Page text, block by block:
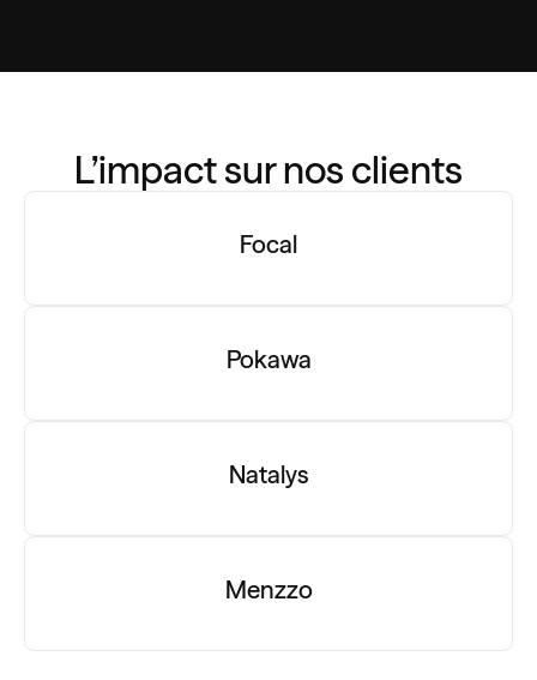
L’impact sur nos clients
Focal
Pokawa
Natalys
Menzzo